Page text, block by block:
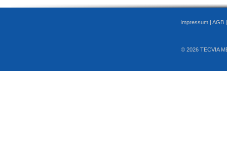
Impressum | AGB
© 2026 TECVIA